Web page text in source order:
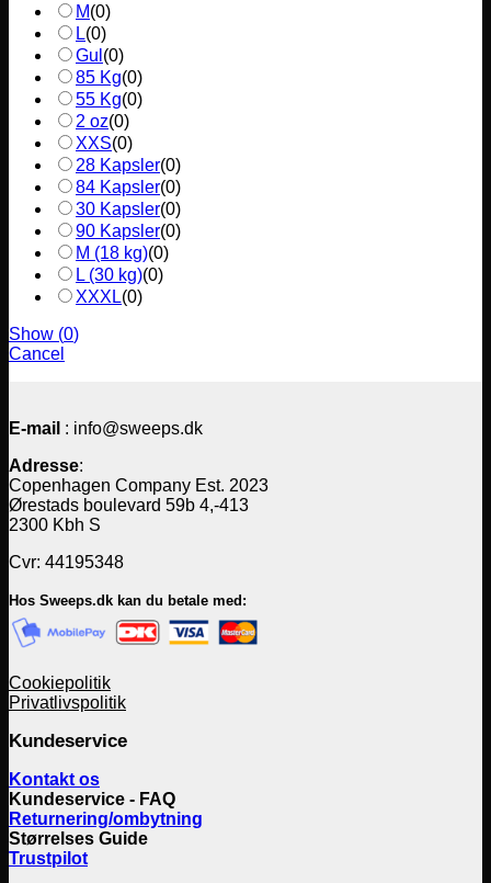
M(0)
L(0)
Gul (0)
85 Kg(0)
55 Kg(0)
2 oz(0)
XXS(0)
28 Kapsler(0)
84 Kapsler(0)
30 Kapsler(0)
90 Kapsler(0)
M (18 kg)(0)
L (30 kg)(0)
XXXL(0)
Show (0)
Cancel
E-mail : info@sweeps.dk
Adresse:
Copenhagen Company Est. 2023
Ørestads boulevard 59b 4,-413
2300 Kbh S
Cvr: 44195348
Hos Sweeps.dk kan du betale med:
Cookiepolitik
Privatlivspolitik
Kundeservice
Kontakt os
Kundeservice - FAQ
Returnering/ombytning
Størrelses Guide
Trustpilot